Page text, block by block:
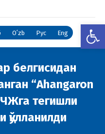
Oʻzb Рус Eng
белгисидан
“Ahangaron
тегишли
қўлланилди